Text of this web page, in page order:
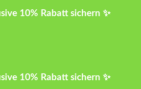
10% Rabatt sichern ✨
10% Rabatt sichern ✨